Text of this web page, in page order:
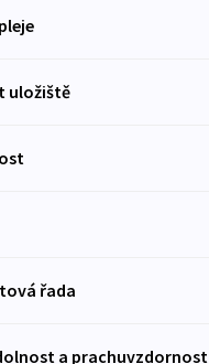
uložiště
řada
a prachuvzdornost